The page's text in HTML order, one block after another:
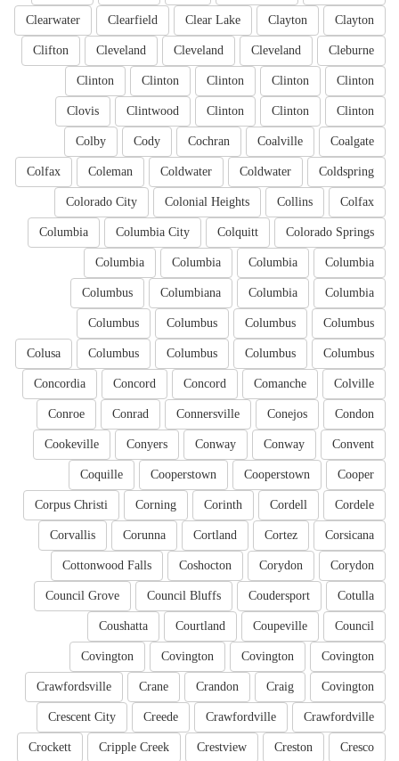
Clayton
Clayton
Clear Lake
Clearfield
Clearwater
Cleburne
Cleveland
Cleveland
Cleveland
Clifton
Clinton
Clinton
Clinton
Clinton
Clinton
Clinton
Clinton
Clinton
Clintwood
Clovis
Coalgate
Coalville
Cochran
Cody
Colby
Coldspring
Coldwater
Coldwater
Coleman
Colfax
Colfax
Collins
Colonial Heights
Colorado City
Colorado Springs
Colquitt
Columbia City
Columbia
Columbia
Columbia
Columbia
Columbia
Columbia
Columbia
Columbiana
Columbus
Columbus
Columbus
Columbus
Columbus
Columbus
Columbus
Columbus
Columbus
Colusa
Colville
Comanche
Concord
Concord
Concordia
Condon
Conejos
Connersville
Conrad
Conroe
Convent
Conway
Conway
Conyers
Cookeville
Cooper
Cooperstown
Cooperstown
Coquille
Cordele
Cordell
Corinth
Corning
Corpus Christi
Corsicana
Cortez
Cortland
Corunna
Corvallis
Corydon
Corydon
Coshocton
Cottonwood Falls
Cotulla
Coudersport
Council Bluffs
Council Grove
Council
Coupeville
Courtland
Coushatta
Covington
Covington
Covington
Covington
Covington
Craig
Crandon
Crane
Crawfordsville
Crawfordville
Crawfordville
Creede
Crescent City
Cresco
Creston
Crestview
Cripple Creek
Crockett